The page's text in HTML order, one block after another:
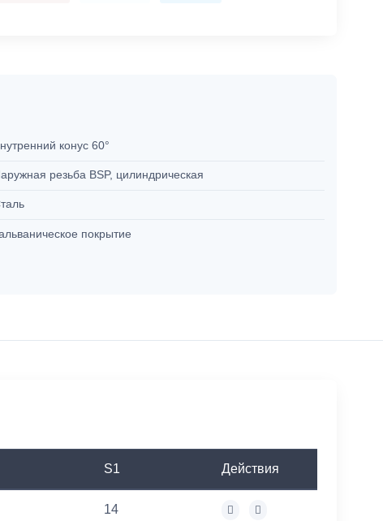
конус 60°
резьба BSP, цилиндрическая
покрытие
S1 Действия
14